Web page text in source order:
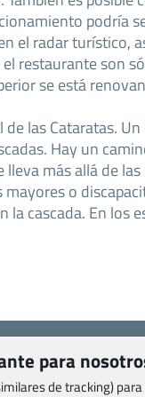
podría
el radar turístico,
restaurante son
se está
las Cataratas.
Hay un
más allá de
o
la cascada. En los
Contacto
para
de tracking)